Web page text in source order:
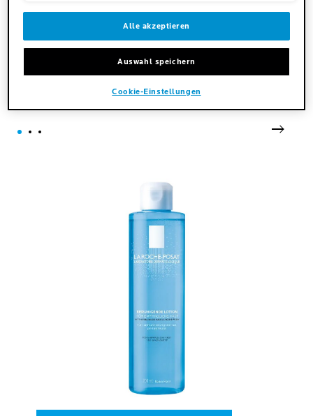
DEINE OPTIMALE
PFLEGEROUTINE
next
Alle akzeptieren
Auswahl speichern
Cookie-Einstellungen